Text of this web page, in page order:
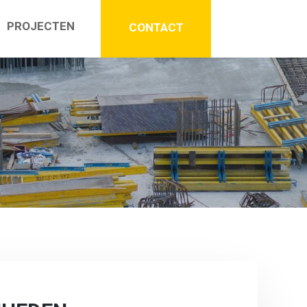
PROJECTEN CONTACT